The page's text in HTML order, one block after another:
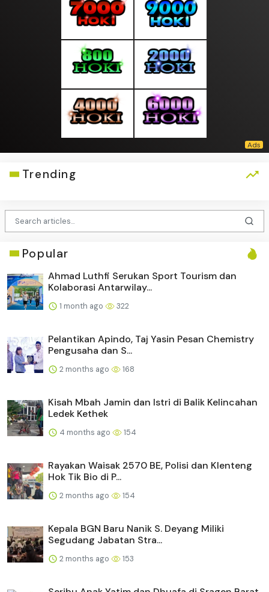
Trending
Popular
Ahmad Luthfi Serukan Sport Tourism dan
Kolaborasi Antarwilay...
1 month ago 322
Pelantikan Apindo, Taj Yasin Pesan Chemistry
Pengusaha dan S...
2 months ago 168
Kisah Mbah Jamin dan Istri di Balik Kelincahan
Ledek Kethek
4 months ago 154
Rayakan Waisak 2570 BE, Polisi dan Klenteng
Hok Tik Bio di P...
2 months ago 154
Kepala BGN Baru Nanik S. Deyang Miliki
Segudang Jabatan Stra...
2 months ago 153